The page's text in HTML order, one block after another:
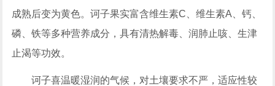
成熟后变为黄色。诃子果实富含维生素C、维生素A、钙、
磷、铁等多种营养成分，具有清热解毒、润肺止咳、生津
止渴等功效。
诃子喜温暖湿润的气候，对土壤要求不严，适应性较